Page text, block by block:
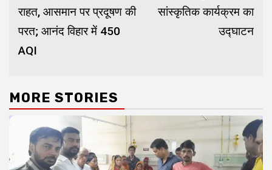
राहत, आसमान पर प्रदूषण की
परत; आनंद विहार में 450
AQI
सांस्कृतिक कार्यक्रम का
उद्घाटन
MORE STORIES